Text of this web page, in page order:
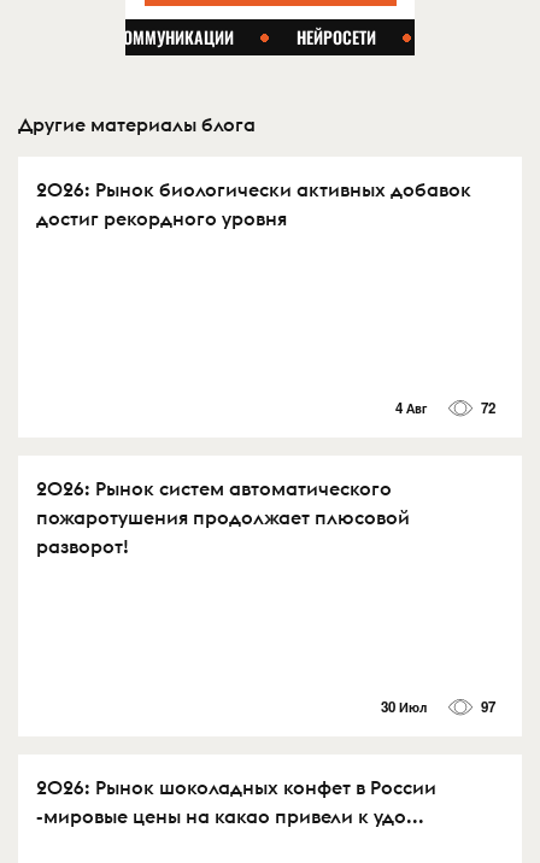
Другие материалы блога
2026: Рынок биологически активных добавок
достиг рекордного уровня
4 Авг 72
2026: Рынок систем автоматического
пожаротушения продолжает плюсовой
разворот!
30 Июл 97
2026: Рынок шоколадных конфет в России
-мировые цены на какао привели к удо...